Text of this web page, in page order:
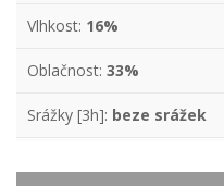
Vlhkost: 16%
Oblačnost: 33%
Srážky [3h]: beze srážek